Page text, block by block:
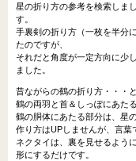
星の折り方の参考を検索しま
す。
手裏剣の折り方（一枚を半分
たのですが、
それだと角度が一定方向に少
ました。
昔ながらの鶴の折り方・・・
鶴の両羽と首＆しっぽにあた
鶴の胴体にあたる部分は、星
作り方はUPしませんが、言葉
ネクタイは、裏を見せるよう
形にするだけです。